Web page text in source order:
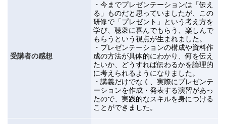
受講者の感想
・今までプレゼンテーションは「伝え
る」ものだと思っていましたが、この
研修で「プレゼント」という考え方を
学び、聴衆に喜んでもらう、楽しんで
もらうという視点が生まれました。
・プレゼンテーションの構成や資料作
成の方法が具体的にわかり、何を伝え
たいか、どうすれば伝わるかを論理的
に考えられるようになりました。
・講義だけでなく、実際にプレゼンテ
ーションを作成・発表する演習があっ
たので、実践的なスキルを身につける
ことができました。